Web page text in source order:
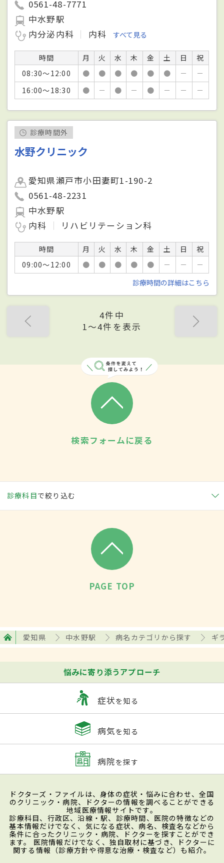
0561-48-7771
中水野駅
内分泌内科
内科 すべて見る
時間 月 火 水 木 金 土 日
祝
08:30～12:00
● ● ● ● ● ● －
－
16:00～18:30
● － ● － ● － － －
診療時間外
水野クリニック
愛知県瀬戸市小田妻町1-190-2
0561-48-2231
中水野駅
内科
リハビリテーション科
時間 月 火 水 木 金 土 日
祝
09:00～12:00
● ● ● ● ● － －
－
診療時間の詳細はこちら
4件中
1〜4件を表示
検索フォームに戻る
診療科目で絞り込む
PAGE TOP
愛知県 中水野駅 病名カテゴリから探す ギ
悩みに寄り添うアプローチ
症状を知る
病気を知る
病院を探す
ドクターズ・ファイルは、身体の症状・悩みに合わせ、全国
のクリニック・病院、ドクターの情報を調べることができる
地域医療情報サイトです。
診療科目、行政区、沿線・駅、診療時間、医院の特徴などの
基本情報だけでなく、気になる症状、病名、検査名などから
条件に合ったクリニック・病院、ドクターを探すことができ
ます。 医院情報だけでなく、独自取材に基づき、ドクターに
関する情報（診療方針や得意な治療・検査など）も紹介。